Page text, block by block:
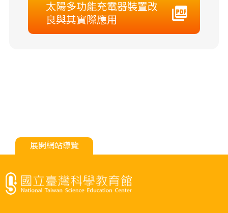
太陽多功能充電器裝置改
良與其實際應用
展開網站導覽